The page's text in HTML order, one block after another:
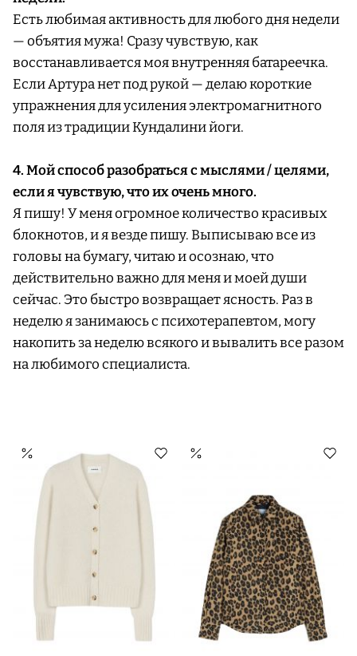
Есть любимая активность для любого дня недели
— объятия мужа! Сразу чувствую, как
восстанавливается моя внутренняя батареечка.
Если Артура нет под рукой — делаю короткие
упражнения для усиления электромагнитного
поля из традиции Кундалини йоги.
4. Мой способ разобраться с мыслями / целями,
если я чувствую, что их очень много.
Я пишу! У меня огромное количество красивых
блокнотов, и я везде пишу. Выписываю все из
головы на бумагу, читаю и осознаю, что
действительно важно для меня и моей души
сейчас. Это быстро возвращает ясность. Раз в
неделю я занимаюсь с психотерапевтом, могу
накопить за неделю всякого и вывалить все разом
на любимого специалиста.